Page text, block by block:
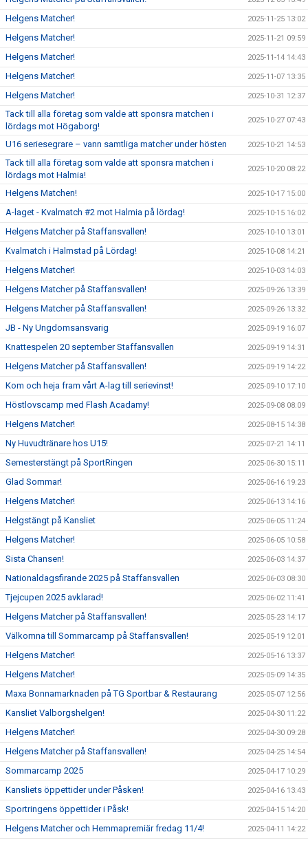
Helgens Matcher! 2025-11-25 13:02
Helgens Matcher! 2025-11-21 09:59
Helgens Matcher! 2025-11-14 14:43
Helgens Matcher! 2025-11-07 13:35
Helgens Matcher! 2025-10-31 12:37
Tack till alla företag som valde att sponsra matchen i
lördags mot Högaborg!
2025-10-27 07:43
U16 seriesegrare – vann samtliga matcher under hösten 2025-10-21 14:53
Tack till alla företag som valde att sponsra matchen i
lördags mot Halmia!
2025-10-20 08:22
Helgens Matchen! 2025-10-17 15:00
A-laget - Kvalmatch #2 mot Halmia på lördag! 2025-10-15 16:02
Helgens Matcher på Staffansvallen! 2025-10-10 13:01
Kvalmatch i Halmstad på Lördag! 2025-10-08 14:21
Helgens Matcher! 2025-10-03 14:03
Helgens Matcher på Staffansvallen! 2025-09-26 13:39
Helgens Matcher på Staffansvallen! 2025-09-26 13:32
JB - Ny Ungdomsansvarig 2025-09-19 16:07
Knattespelen 20 september Staffansvallen 2025-09-19 14:31
Helgens Matcher på Staffansvallen! 2025-09-19 14:22
Kom och heja fram vårt A-lag till serievinst! 2025-09-10 17:10
Höstlovscamp med Flash Acadamy! 2025-09-08 08:09
Helgens Matcher! 2025-08-15 14:38
Ny Huvudtränare hos U15! 2025-07-21 14:11
Semesterstängt på SportRingen 2025-06-30 15:11
Glad Sommar! 2025-06-16 19:23
Helgens Matcher! 2025-06-13 14:16
Helgstängt på Kansliet 2025-06-05 11:24
Helgens Matcher! 2025-06-05 10:58
Sista Chansen! 2025-06-03 14:37
Nationaldagsfirande 2025 på Staffansvallen 2025-06-03 08:30
Tjejcupen 2025 avklarad! 2025-06-02 11:41
Helgens Matcher på Staffansvallen! 2025-05-23 14:17
Välkomna till Sommarcamp på Staffansvallen! 2025-05-19 12:01
Helgens Matcher! 2025-05-16 13:37
Helgens Matcher! 2025-05-09 14:35
Maxa Bonnamarknaden på TG Sportbar & Restaurang 2025-05-07 12:56
Kansliet Valborgshelgen! 2025-04-30 11:22
Helgens Matcher! 2025-04-30 09:28
Helgens Matcher på Staffansvallen! 2025-04-25 14:54
Sommarcamp 2025 2025-04-17 10:29
Kansliets öppettider under Påsken! 2025-04-16 13:43
Sportringens öppettider i Påsk! 2025-04-15 14:20
Helgens Matcher och Hemmapremiär fredag 11/4! 2025-04-11 14:22